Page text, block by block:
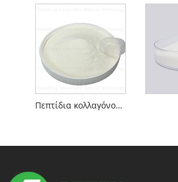
Πεπτίδια κολλαγόνου ψαριών